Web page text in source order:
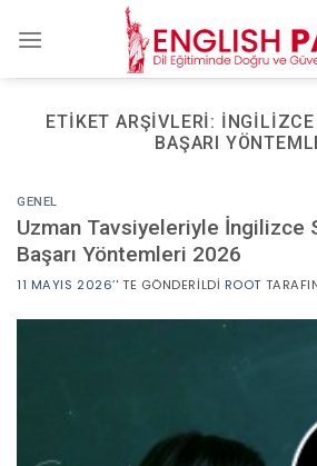
ETIKET ARŞIVLERI:
BAŞARI
GENEL
Uzman Tavsiyeleriyle İngilizce
Başarı Yöntemleri 2026
11 MAYIS 2026’' TE GÖNDERILDI ROOT